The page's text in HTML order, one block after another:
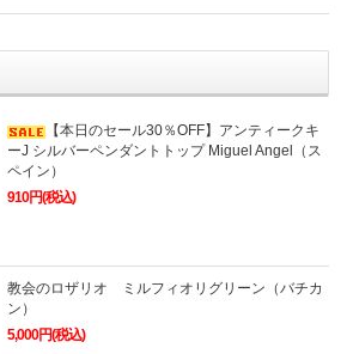
【本日のセール30％OFF】アンティークキ
ーJ シルバーペンダントトップ Miguel Angel（ス
ペイン）
910円(税込)
教会のロザリオ ミルフィオリグリーン（バチカ
ン）
5,000円(税込)